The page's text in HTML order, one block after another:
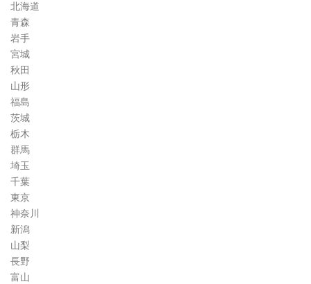
コ
ラ
ム
北海道
青森
岩手
宮城
秋田
山形
福島
茨城
栃木
群馬
埼玉
千葉
東京
神奈川
新潟
山梨
長野
富山